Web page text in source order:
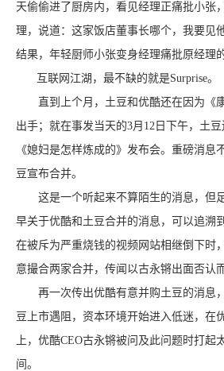
天偷偷进了厨房内，看见经理正痛批小张
理，说道：这家饭店董事长哪个，我要见
结果，年轻厨师小张变身经理痛批原经理
互联网江湖，最不缺的就是Surprise。
直到上个月，土豆和优酷还在因为《康
出手；就在事发当天的3月12日下午，土
《媳妇是怎样炼成的》发布会。重磅消
豆宣布合并。
这是一个听起来不算陌生的消息，但
早关于优酷和土豆合并的消息，可以追溯
在被斥为严重烧钱的视频网站相继倒下时
意撮合两家合并，传闻以古永锵出面否认
再一次传出优酷有意并购土豆的消息
豆上市遇阻，资本环境开始进入低迷，在
上，优酷CEO古永锵被问及此问题时打起
间。